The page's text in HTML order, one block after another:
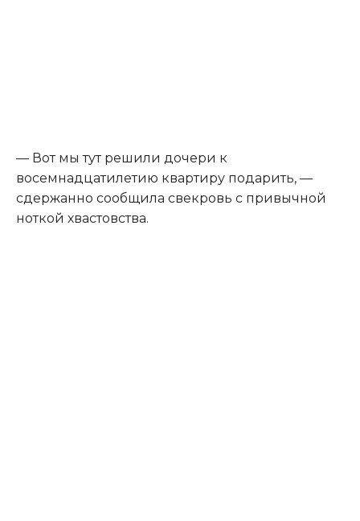
— Вот мы тут решили дочери к
восемнадцатилетию квартиру подарить, —
сдержанно сообщила свекровь с привычной
ноткой хвастовства.